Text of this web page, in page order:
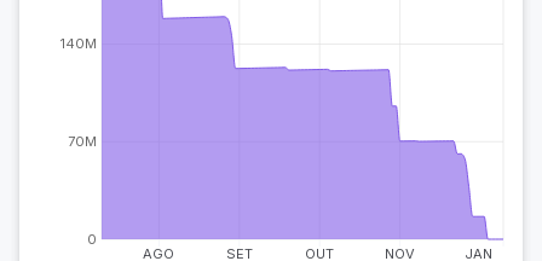
AGO SET OUT NOV JAN
0
70M
140M